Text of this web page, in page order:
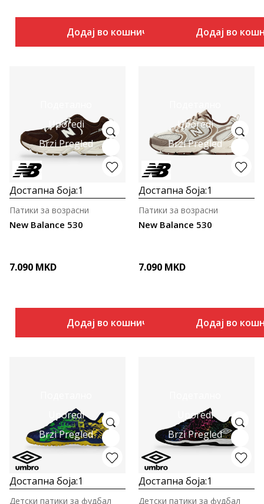
Додај во кошничка Додај во
Uporedi
Brzi Pregled
Достапна боја:1
New Balance 530
Патики за возрасни
7.090 MKD
Додај во кошничка
Uporedi
Brzi Pregled
Достапна боја:1
New Balance 530
Патики за возрасни
7.090 MKD
Додај во
Uporedi
Brzi Pregled
Достапна боја:1
Детски патики за фудбал
Uporedi
Brzi Pregled
Достапна боја:1
Детски патики за фудбал